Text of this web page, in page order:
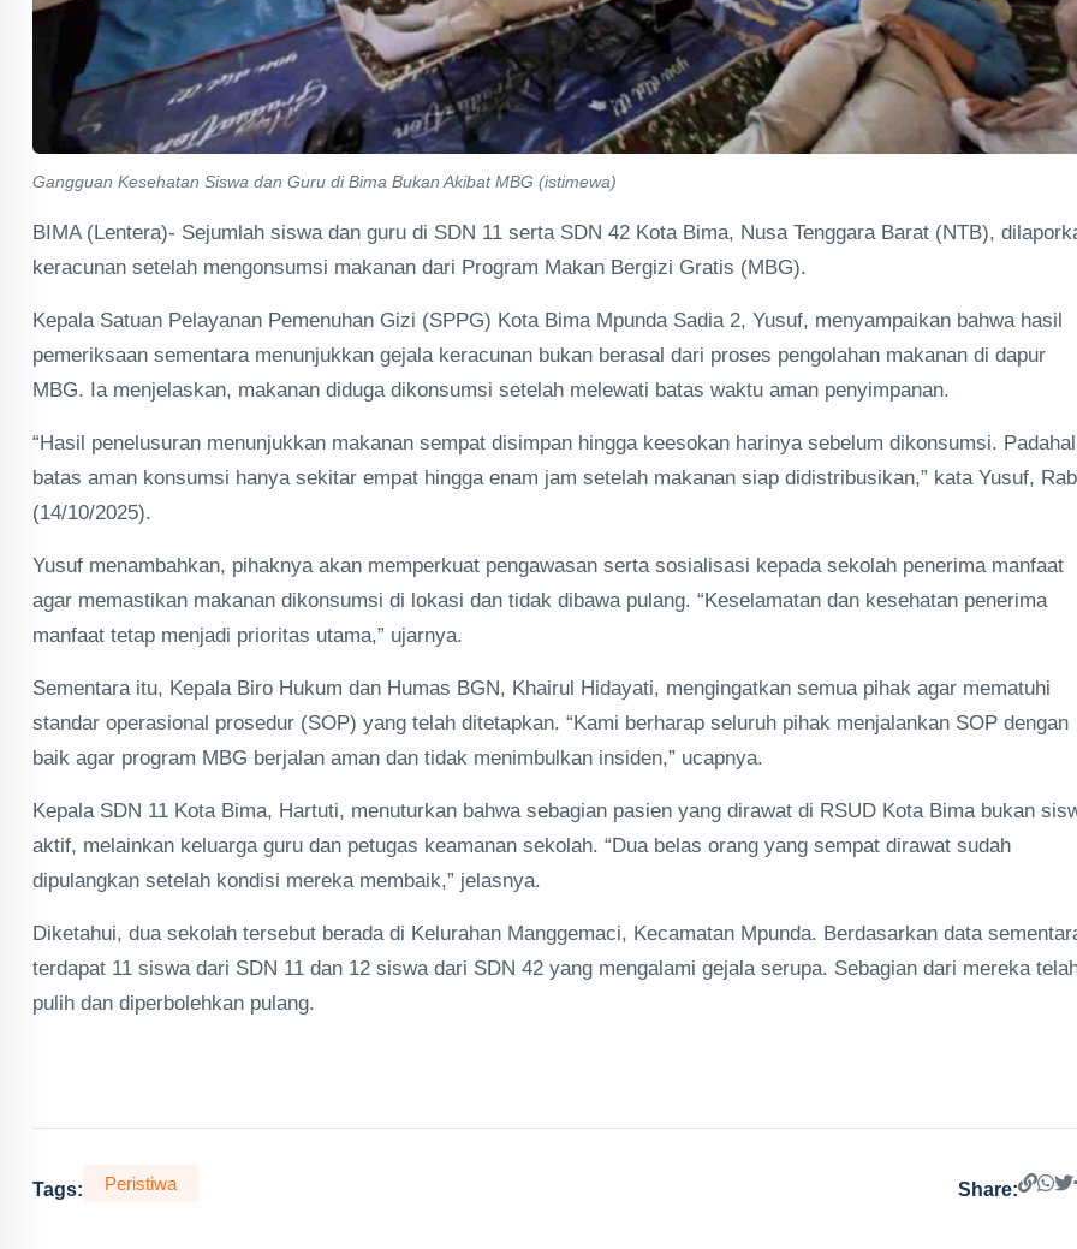
Gangguan Kesehatan Siswa dan Guru di Bima Bukan Akibat MBG (istimewa)
BIMA (Lentera)- Sejumlah siswa dan guru di SDN 11 serta SDN 42 Kota Bima, Nusa Tenggara Barat (NTB),
keracunan setelah mengonsumsi makanan dari Program Makan Bergizi Gratis (MBG).
Kepala Satuan Pelayanan Pemenuhan Gizi (SPPG) Kota Bima Mpunda Sadia 2, Yusuf, menyampaikan bahwa hasil
pemeriksaan sementara menunjukkan gejala keracunan bukan berasal dari proses pengolahan makanan di dapur
MBG. Ia menjelaskan, makanan diduga dikonsumsi setelah melewati batas waktu aman penyimpanan.
“Hasil penelusuran menunjukkan makanan sempat disimpan hingga keesokan harinya sebelum dikonsumsi. Padahal
batas aman konsumsi hanya sekitar empat hingga enam jam setelah makanan siap didistribusikan,” kata Yusuf,
(14/10/2025).
Yusuf menambahkan, pihaknya akan memperkuat pengawasan serta sosialisasi kepada sekolah penerima manfaat
agar memastikan makanan dikonsumsi di lokasi dan tidak dibawa pulang. “Keselamatan dan kesehatan penerima
manfaat tetap menjadi prioritas utama,” ujarnya.
Sementara itu, Kepala Biro Hukum dan Humas BGN, Khairul Hidayati, mengingatkan semua pihak agar mematuhi
standar operasional prosedur (SOP) yang telah ditetapkan. “Kami berharap seluruh pihak menjalankan SOP dengan
baik agar program MBG berjalan aman dan tidak menimbulkan insiden,” ucapnya.
Kepala SDN 11 Kota Bima, Hartuti, menuturkan bahwa sebagian pasien yang dirawat di RSUD Kota Bima bukan
aktif, melainkan keluarga guru dan petugas keamanan sekolah. “Dua belas orang yang sempat dirawat sudah
dipulangkan setelah kondisi mereka membaik,” jelasnya.
Diketahui, dua sekolah tersebut berada di Kelurahan Manggemaci, Kecamatan Mpunda. Berdasarkan data
terdapat 11 siswa dari SDN 11 dan 12 siswa dari SDN 42 yang mengalami gejala serupa. Sebagian dari mereka
pulih dan diperbolehkan pulang.
Tags: Peristiwa Share: